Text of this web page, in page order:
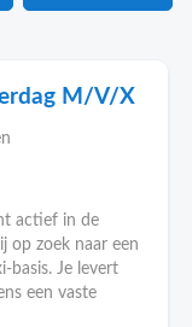
M/V/X
actief in de
op zoek naar een
basis. Je levert
een vaste